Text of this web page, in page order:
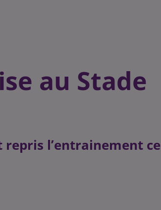
au Stade
repris l’entrainement ce